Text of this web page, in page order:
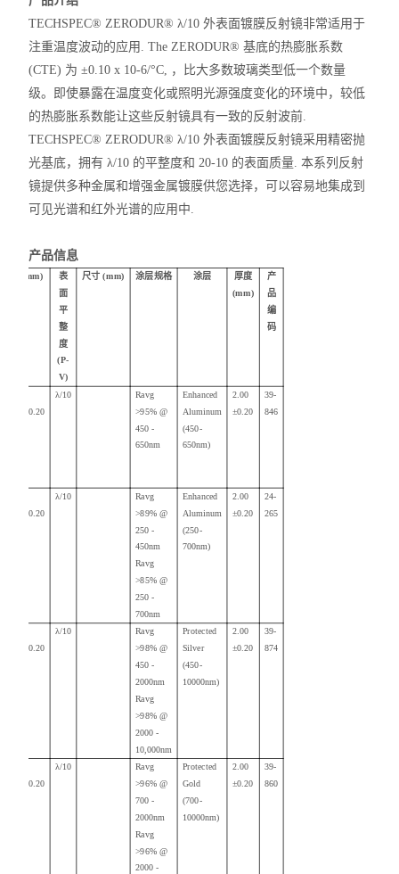
TECHSPEC® ZERODUR® λ/10 外表面镀膜反射镜非常适用于
注重温度波动的应用. The ZERODUR® 基底的热膨胀系数
(CTE) 为 ±0.10 x 10-6/°C, ，比大多数玻璃类型低一个数量
级。即使暴露在温度变化或照明光源强度变化的环境中，较低
的热膨胀系数能让这些反射镜具有一致的反射波前.
TECHSPEC® ZERODUR® λ/10 外表面镀膜反射镜采用精密抛
光基底，拥有 λ/10 的平整度和 20-10 的表面质量. 本系列反射
镜提供多种金属和增强金属镀膜供您选择，可以容易地集成到
可见光谱和红外光谱的应用中
产品信息
Dia. (mm)
表
面
平
整
度
(P-
V)
尺寸 (mm) 涂层规格 涂层
厚度
(mm)
产
品
编
码
+0.00/-0.20
λ/10
Ravg
>95% @
450 -
650nm
Enhanced
Aluminum
(450-
650nm)
2.00
±0.20
39-
846
+0.00/-0.20
λ/10
Ravg
>89% @
250 -
450nm
Ravg
>85% @
250 -
700nm
Enhanced
Aluminum
(250-
700nm)
2.00
±0.20
24-
265
+0.00/-0.20
λ/10
Ravg
>98% @
450 -
2000nm
Ravg
>98% @
2000 -
10,000nm
Protected
Silver
(450-
10000nm)
2.00
±0.20
39-
874
+0.00/-0.20
λ/10
Ravg
>96% @
700 -
2000nm
Ravg
>96% @
2000 -
Protected
Gold
(700-
10000nm)
2.00
±0.20
39-
860